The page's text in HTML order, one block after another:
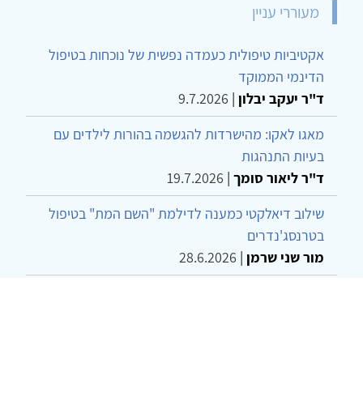
מעוררי עניין
אקטיביות טיפולית כעמדה נפשית של נוכחות בטיפול
הדינמי הממוקד
ד"ר יעקב יבלון |
9.7.2026
מאגו לאקו: מהישרדות להגשמה בהורות לילדים עם
בעיות התנהגות
ד"ר ליאור סומך |
19.7.2026
שילוב דיאלקטי כמענה לדילמת "השם המת" בטיפול
בטרנסג'נדרים
מור שני שרמן |
28.6.2026